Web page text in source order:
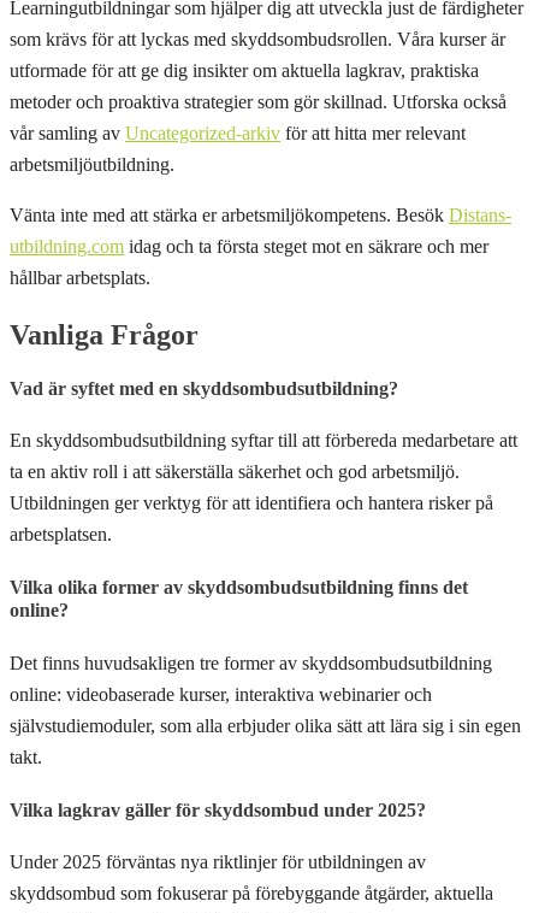
Learningutbildningar som hjälper dig att utveckla just de färdigheter
som krävs för att lyckas med skyddsombudsrollen. Våra kurser är
utformade för att ge dig insikter om aktuella lagkrav, praktiska
metoder och proaktiva strategier som gör skillnad. Utforska också
vår samling av Uncategorized-arkiv för att hitta mer relevant
arbetsmiljöutbildning.
Vänta inte med att stärka er arbetsmiljökompetens. Besök Distans-
utbildning.com idag och ta första steget mot en säkrare och mer
hållbar arbetsplats.
Vanliga Frågor
Vad är syftet med en skyddsombudsutbildning?
En skyddsombudsutbildning syftar till att förbereda medarbetare att
ta en aktiv roll i att säkerställa säkerhet och god arbetsmiljö.
Utbildningen ger verktyg för att identifiera och hantera risker på
arbetsplatsen.
Vilka olika former av skyddsombudsutbildning finns det
online?
Det finns huvudsakligen tre former av skyddsombudsutbildning
online: videobaserade kurser, interaktiva webinarier och
självstudiemoduler, som alla erbjuder olika sätt att lära sig i sin egen
takt.
Vilka lagkrav gäller för skyddsombud under 2025?
Under 2025 förväntas nya riktlinjer för utbildningen av
skyddsombud som fokuserar på förebyggande åtgärder, aktuella